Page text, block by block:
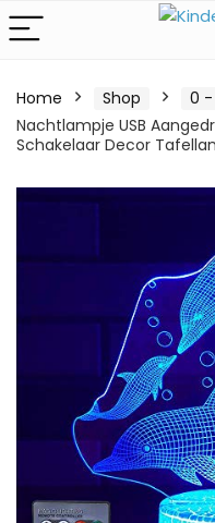
Home Shop 0 -
Nachtlampje USB
Schakelaar Decor